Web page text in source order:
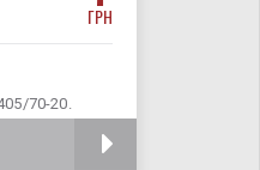
ГРН
70-20.
по